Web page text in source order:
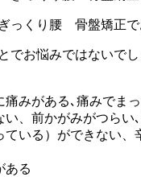
くり腰 骨盤矯正で
でお悩みではないでし
みがある､痛みでま
、前かがみがつらい
いる）ができない、
ある